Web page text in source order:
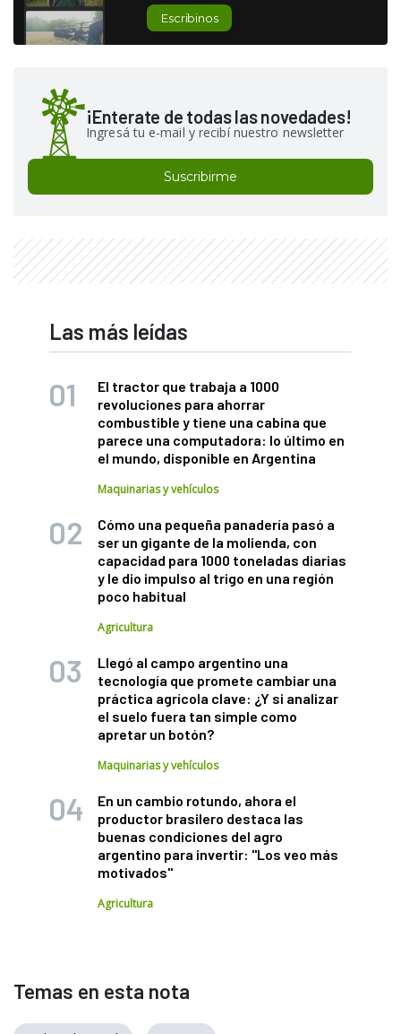
Escribinos
¡Enterate de todas las novedades!
Ingresá tu e-mail y recibí nuestro newsletter
Suscribirme
Las más leídas
El tractor que trabaja a 1000
revoluciones para ahorrar
combustible y tiene una cabina que
parece una computadora: lo último en
el mundo, disponible en Argentina
Maquinarias y vehículos
Cómo una pequeña panadería pasó a
ser un gigante de la molienda, con
capacidad para 1000 toneladas diarias
y le dio impulso al trigo en una región
poco habitual
Agricultura
Llegó al campo argentino una
tecnología que promete cambiar una
práctica agrícola clave: ¿Y si analizar
el suelo fuera tan simple como
apretar un botón?
Maquinarias y vehículos
En un cambio rotundo, ahora el
productor brasilero destaca las
buenas condiciones del agro
argentino para invertir: "Los veo más
motivados"
Agricultura
Temas en esta nota